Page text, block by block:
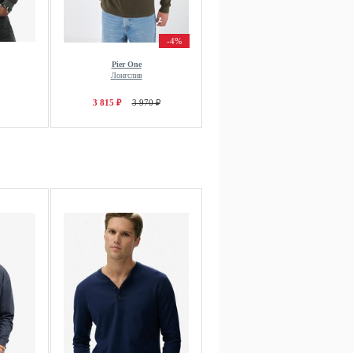
-4%
Pier One
Лонгслив
3 815 ₽ 3 970 ₽